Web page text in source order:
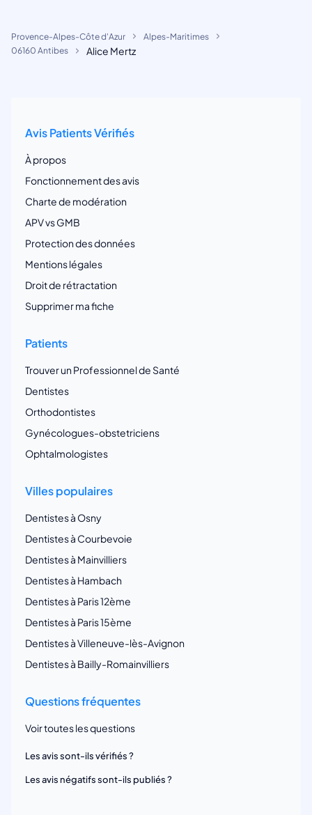
Provence-Alpes-Côte d'Azur
Alpes-Maritimes
06160 Antibes
Alice Mertz
Avis Patients Vérifiés
À propos
Fonctionnement des avis
Charte de modération
APV vs GMB
Protection des données
Mentions légales
Droit de rétractation
Supprimer ma fiche
Patients
Trouver un Professionnel de Santé
Dentistes
Orthodontistes
Gynécologues-obstetriciens
Ophtalmologistes
Villes populaires
Dentistes à Osny
Dentistes à Courbevoie
Dentistes à Mainvilliers
Dentistes à Hambach
Dentistes à Paris 12ème
Dentistes à Paris 15ème
Dentistes à Villeneuve-lès-Avignon
Dentistes à Bailly-Romainvilliers
Questions fréquentes
Voir toutes les questions
Les avis sont-ils vérifiés ?
Les avis négatifs sont-ils publiés ?